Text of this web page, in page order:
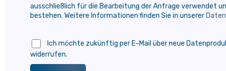
ausschließlich für die Bearbeitung der Anfrage verwendet
bestehen. Weitere Informationen finden Sie in unserer
Ich möchte zukünftig per E-Mail über neue
widerrufen.